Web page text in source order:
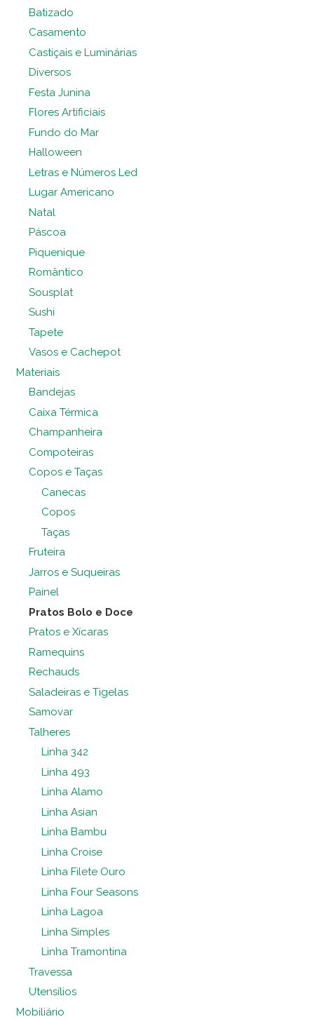
Batizado
Casamento
Castiçais e Luminárias
Diversos
Festa Junina
Flores Artificiais
Fundo do Mar
Halloween
Letras e Números Led
Lugar Americano
Natal
Páscoa
Piquenique
Romântico
Sousplat
Sushi
Tapete
Vasos e Cachepot
Materiais
Bandejas
Caixa Térmica
Champanheira
Compoteiras
Copos e Taças
Canecas
Copos
Taças
Fruteira
Jarros e Suqueiras
Painel
Pratos Bolo e Doce
Pratos e Xícaras
Ramequins
Rechauds
Saladeiras e Tigelas
Samovar
Talheres
Linha 342
Linha 493
Linha Alamo
Linha Asian
Linha Bambu
Linha Croise
Linha Filete Ouro
Linha Four Seasons
Linha Lagoa
Linha Simples
Linha Tramontina
Travessa
Utensílios
Mobiliário